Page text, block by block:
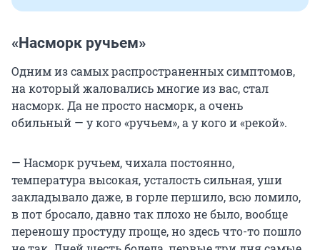
«Насморк ручьем»
Одним из самых распространенных симптомов,
на который жаловались многие из вас, стал
насморк. Да не просто насморк, а очень
обильный — у кого «ручьем», а у кого и «рекой».
— Насморк ручьем, чихала постоянно,
температура высокая, усталость сильная, уши
закладывало даже, в горле першило, всю ломило,
в пот бросало, давно так плохо не было, вообще
переношу простуду проще, но здесь что-то пошло